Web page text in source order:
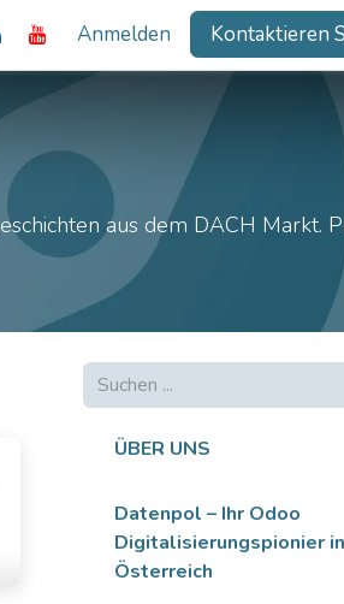
Anmelden Kontaktieren
aus dem DACH Markt.
ÜBER UNS
Datenpol – Ihr Odoo
Digitalisierungspionier in
Österreich